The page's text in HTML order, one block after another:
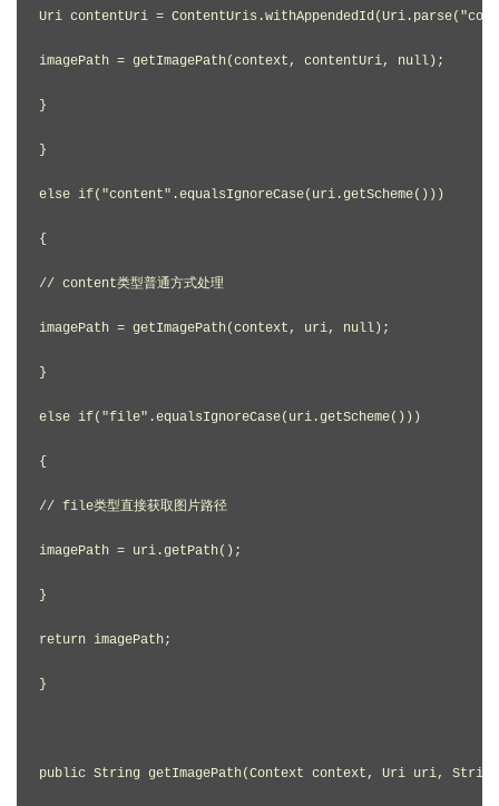
Uri contentUri =
imagePath = getImagePath(context, contentUri, null);
}
}
else if("content".equalsIgnoreCase(uri.getScheme()))
{
// content类型普通方式处理
imagePath = getImagePath(context, uri, null);
}
else if("file".equalsIgnoreCase(uri.getScheme()))
{
// file类型直接获取图片路径
imagePath = uri.getPath();
}
return imagePath;
}
public String getImagePath(Context context, Uri uri,